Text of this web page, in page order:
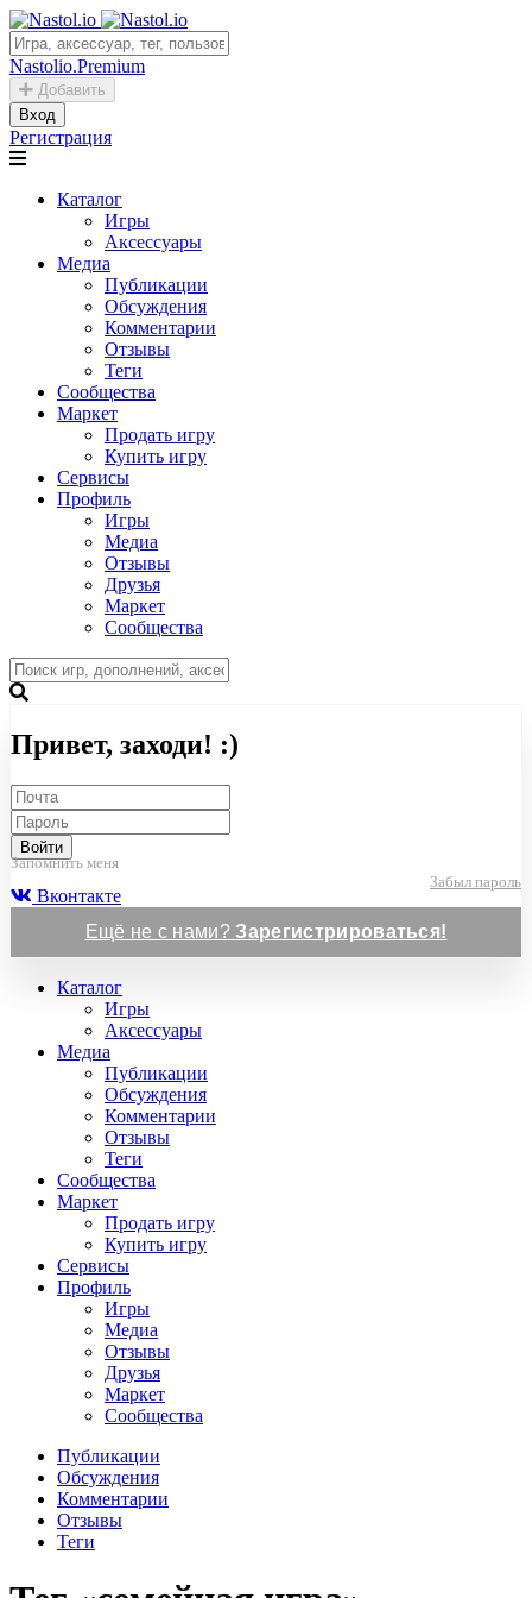
Nastolio.Premium
Добавить
Вход
Регистрация
Каталог
Игры
Аксессуары
Медиа
Публикации
Обсуждения
Комментарии
Отзывы
Теги
Сообщества
Маркет
Продать игру
Купить игру
Сервисы
Профиль
Игры
Медиа
Отзывы
Друзья
Маркет
Сообщества
Привет, заходи! :)
Войти
Запомнить меня
Забыл пароль
Вконтакте
Ещё не с нами?Зарегистрироваться!
Каталог
Игры
Аксессуары
Медиа
Публикации
Обсуждения
Комментарии
Отзывы
Теги
Сообщества
Маркет
Продать игру
Купить игру
Сервисы
Профиль
Игры
Медиа
Отзывы
Друзья
Маркет
Сообщества
Публикации
Обсуждения
Комментарии
Отзывы
Теги